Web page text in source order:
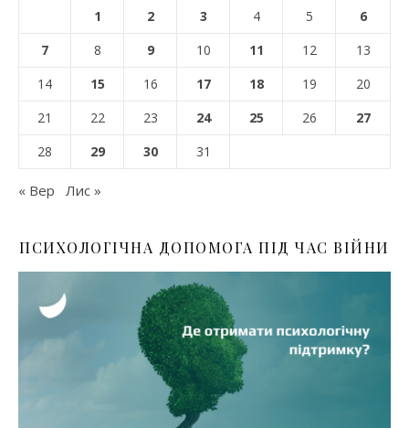
1 2 3 4 5
6
7
8 9 10 11 12
13
14
15 16 17 18 19
20
21
22 23 24 25 26
27
28
29 30 31
« Вер Лис »
ПСИХОЛОГІЧНА ДОПОМОГА ПІД ЧАС ВІЙНИ